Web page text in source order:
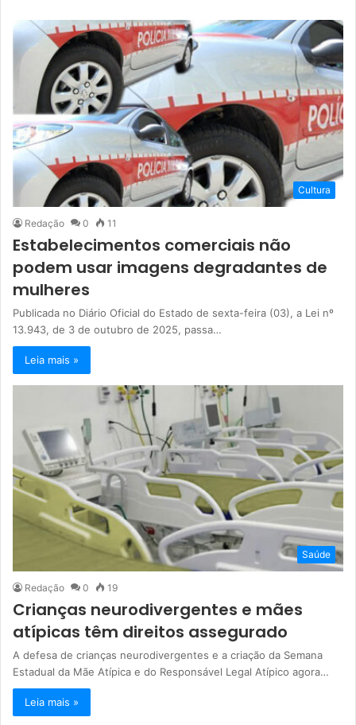
Cultura
Redação 0 11
Estabelecimentos comerciais não
podem usar imagens degradantes de
mulheres
Publicada no Diário Oficial do Estado de sexta-feira (03), a Lei nº
13.943, de 3 de outubro de 2025, passa…
Leia mais »
Saúde
Redação 0 19
Crianças neurodivergentes e mães
atípicas têm direitos assegurado
A defesa de crianças neurodivergentes e a criação da Semana
Estadual da Mãe Atípica e do Responsável Legal Atípico agora…
Leia mais »